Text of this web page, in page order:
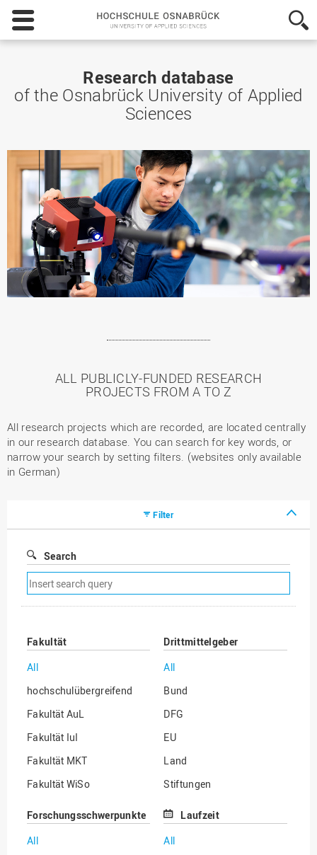
Hochschule
Osnabrück
-
Sciences
Research database
of the Osnabrück University of Applied
Sciences
ALL PUBLICLY-FUNDED RESEARCH
PROJECTS FROM A TO Z
All research projects which are recorded, are located centrally
in our research database. You can search for key words, or
narrow your search by setting filters. (websites only available
in German)
Filter
Search
Remove
search
filter
Fakultät
All
hochschulübergreifend
Fakultät AuL
Fakultät IuI
Fakultät MKT
Fakultät WiSo
Drittmittelgeber
All
Bund
DFG
EU
Land
Stiftungen
Sonstige
Forschungsschwerpunkte
All
Laufzeit
All